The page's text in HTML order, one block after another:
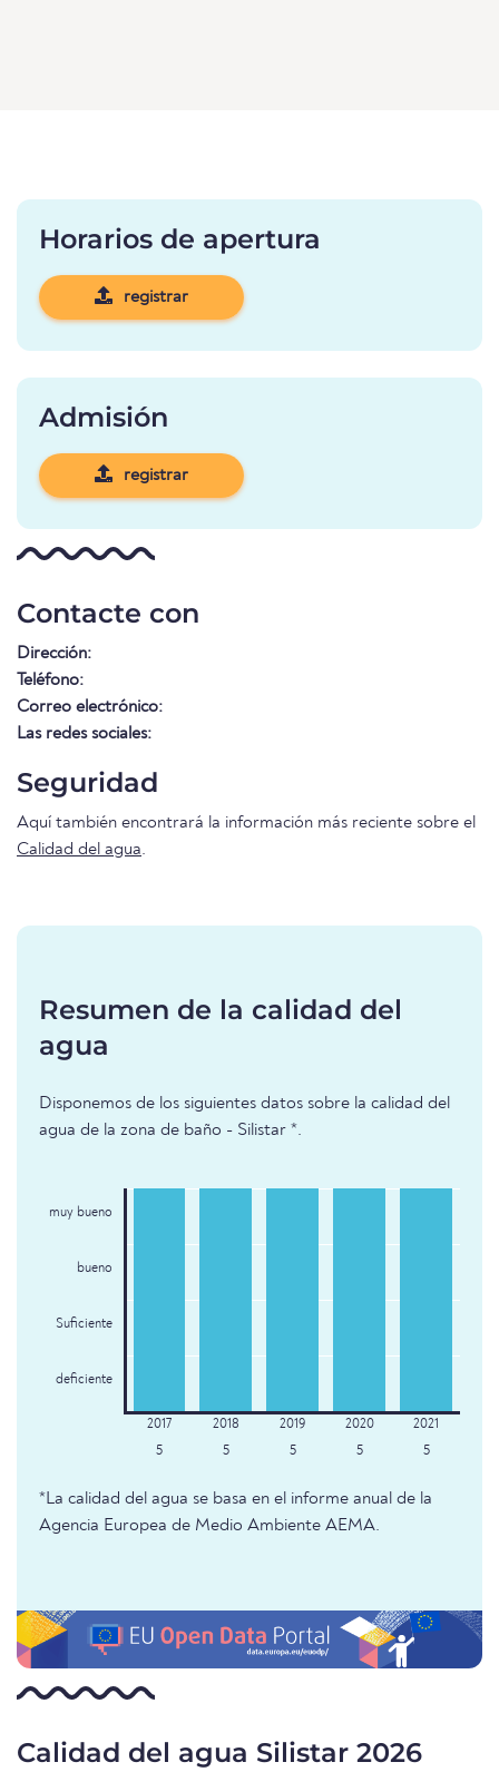
Horarios de apertura
registrar
Admisión
registrar
Contacte con
Dirección:
Teléfono:
Correo electrónico:
Las redes sociales:
Seguridad
Aquí también encontrará la información más reciente sobre el
Calidad del agua.
Resumen de la calidad del
agua
Disponemos de los siguientes datos sobre la calidad del
agua de la zona de baño - Silistar *.
muy bueno
bueno
Suficiente
deficiente
5 5 5 5 5
*La calidad del agua se basa en el informe anual de la
Agencia Europea de Medio Ambiente AEMA.
Calidad del agua Silistar 2026